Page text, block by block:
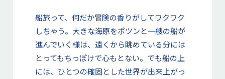
船旅って、何だか冒険の香りがしてワクワク
しちゃう。大きな海原をポツンと一艘の船が
進んでいく様は、遠くから眺めている分には
とってもちっぽけで心もとない。でも船の上
には、ひとつの確固とした世界が出来上がっ